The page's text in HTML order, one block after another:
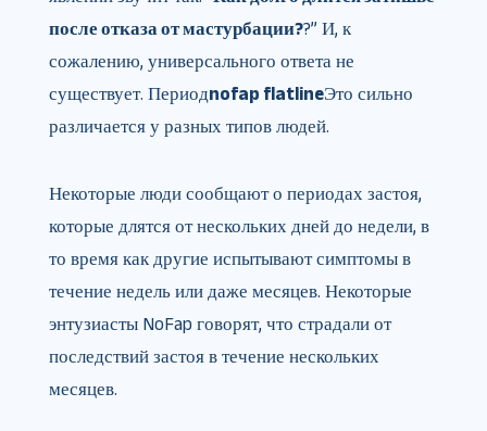
после отказа от мастурбации??” И, к
сожалению, универсального ответа не
существует. Периодnofap flatlineЭто сильно
различается у разных типов людей.
Некоторые люди сообщают о периодах застоя,
которые длятся от нескольких дней до недели, в
то время как другие испытывают симптомы в
течение недель или даже месяцев. Некоторые
энтузиасты NoFap говорят, что страдали от
последствий застоя в течение нескольких
месяцев.